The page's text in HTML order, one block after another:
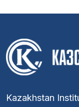
Kazakhstan